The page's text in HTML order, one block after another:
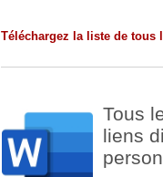
Téléchargez la liste de tous
Tous
liens